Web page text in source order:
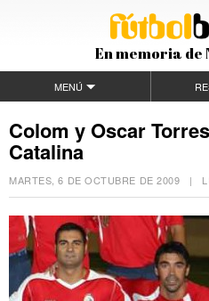
En memoria de
MENÚ
Colom y Oscar
Catalina
MARTES, 6 DE OCTUBRE DE 2009 |